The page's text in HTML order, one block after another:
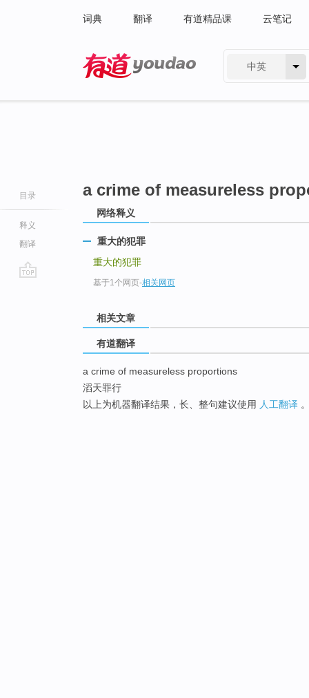
词典 翻译 有道精品课 云笔记
中英
目录
释义
翻译
a crime of measureless
网络释义
重大的犯罪
重大的犯罪
基于1个网页-相关网页
相关文章
有道翻译
a crime of measureless proportions
滔天罪行
以上为机器翻译结果，长、整句建议使用 人工翻译